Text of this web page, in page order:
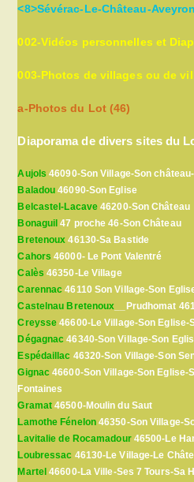
<8>Sévérac-Le-Château-Aveyron
002-Vidéos personnelles et
003-Photos de villages ou de
a-Photos du Lot (46)
Diaporama de divers sites du
Aujols 46090-Son Village-Son
Baladou 46090-Son Eglise
Belcastel-Lacave 46200-Son Château
Bonaguil 47 proche 46-Son Château
Bretenoux 46130-Sa Bastide
Cahors 46000- Le Pont Valentré
Calès 46350-Le Village
Carennac 46110 Son Village-Son
Castelnau Bretenoux __Prudhomat
Creysse 46600-Le Village-Son Eglise-
Dégagnac 46340-Son Village-Son
Espédaillac 46320-Son Village-Son
Gignac 46600-Son Village-Son Eglise-
Fontaines
Gramat 46500-Moulin du Saut
Lamothe Fénelon46350-Son Village-
Lavitalie de Rocamadour46500-Le
Loubressac 46130-Le Village-Le
Martel 46600-La Ville-Ses 7 Tours-Sa